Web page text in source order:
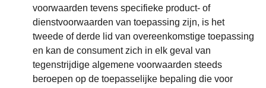
voorwaarden tevens specifieke product- of
dienstvoorwaarden van toepassing zijn, is het
tweede of derde lid van overeenkomstige toepassing
en kan de consument zich in elk geval van
tegenstrijdige algemene voorwaarden steeds
beroepen op de toepasselijke bepaling die voor